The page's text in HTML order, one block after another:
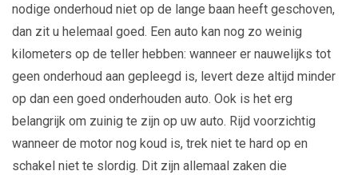
nodige onderhoud niet op de lange baan heeft geschoven,
dan zit u helemaal goed. Een auto kan nog zo weinig
kilometers op de teller hebben: wanneer er nauwelijks tot
geen onderhoud aan gepleegd is, levert deze altijd minder
op dan een goed onderhouden auto. Ook is het erg
belangrijk om zuinig te zijn op uw auto. Rijd voorzichtig
wanneer de motor nog koud is, trek niet te hard op en
schakel niet te slordig. Dit zijn allemaal zaken die